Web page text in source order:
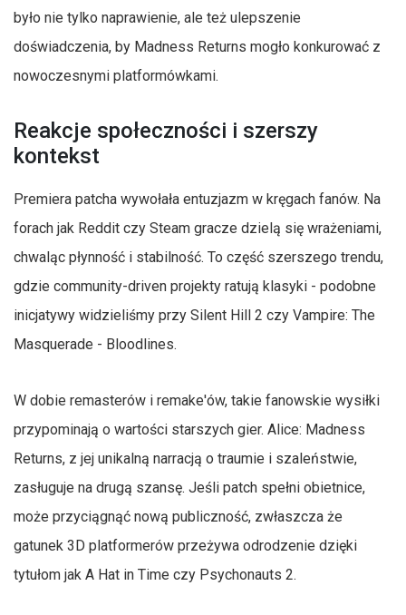
było nie tylko naprawienie, ale też ulepszenie
doświadczenia, by Madness Returns mogło konkurować z
nowoczesnymi platformówkami.
Reakcje społeczności i szerszy
kontekst
Premiera patcha wywołała entuzjazm w kręgach fanów. Na
forach jak Reddit czy Steam gracze dzielą się wrażeniami,
chwaląc płynność i stabilność. To część szerszego trendu,
gdzie community-driven projekty ratują klasyki - podobne
inicjatywy widzieliśmy przy Silent Hill 2 czy Vampire: The
Masquerade - Bloodlines.
W dobie remasterów i remake'ów, takie fanowskie wysiłki
przypominają o wartości starszych gier. Alice: Madness
Returns, z jej unikalną narracją o traumie i szaleństwie,
zasługuje na drugą szansę. Jeśli patch spełni obietnice,
może przyciągnąć nową publiczność, zwłaszcza że
gatunek 3D platformerów przeżywa odrodzenie dzięki
tytułom jak A Hat in Time czy Psychonauts 2.